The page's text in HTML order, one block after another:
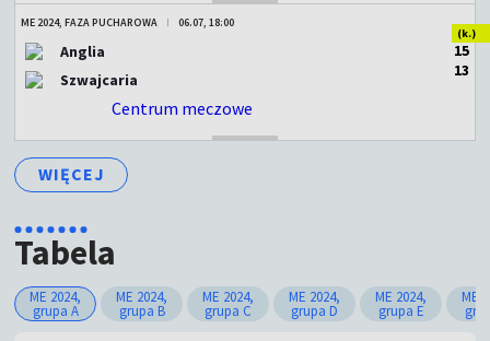
ME 2024, FAZA PUCHAROWA 06.07, 18:00
Anglia
Szwajcaria
1
1
(k.)
5
3
Centrum meczowe
WIĘCEJ
Tabela
ME 2024,
grupa A
ME 2024,
grupa B
ME 2024,
grupa C
ME 2024,
grupa D
ME 2024,
grupa E
ME